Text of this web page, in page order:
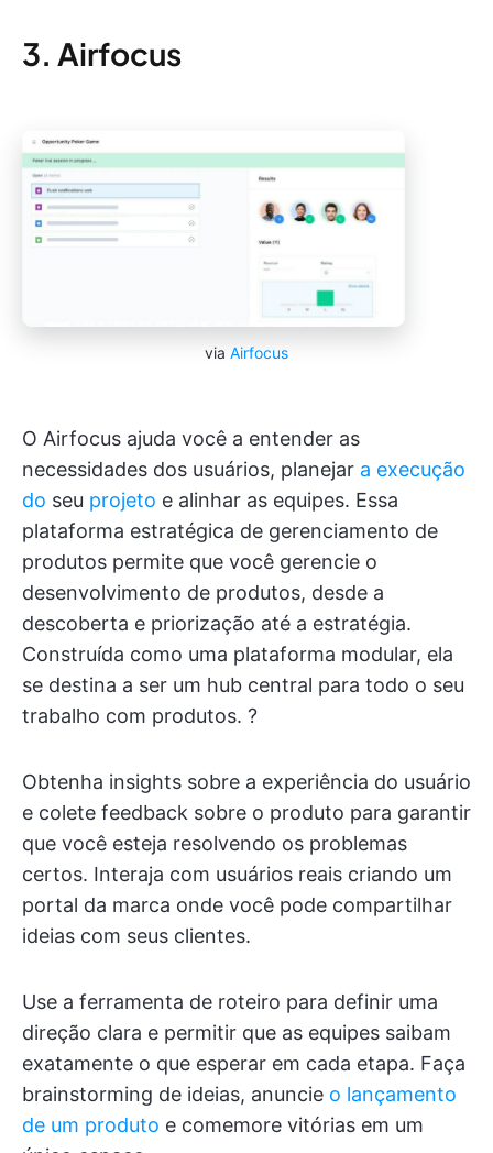
3. Airfocus
via Airfocus
O Airfocus ajuda você a entender as
necessidades dos usuários, planejar a execução
do seu projeto e alinhar as equipes. Essa
plataforma estratégica de gerenciamento de
produtos permite que você gerencie o
desenvolvimento de produtos, desde a
descoberta e priorização até a estratégia.
Construída como uma plataforma modular, ela
se destina a ser um hub central para todo o seu
trabalho com produtos. ?
Obtenha insights sobre a experiência do usuário
e colete feedback sobre o produto para garantir
que você esteja resolvendo os problemas
certos. Interaja com usuários reais criando um
portal da marca onde você pode compartilhar
ideias com seus clientes.
Use a ferramenta de roteiro para definir uma
direção clara e permitir que as equipes saibam
exatamente o que esperar em cada etapa. Faça
brainstorming de ideias, anuncie o lançamento
de um produto e comemore vitórias em um